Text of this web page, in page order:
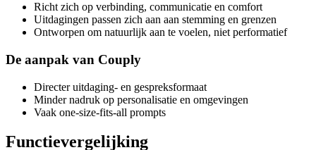
Richt zich op verbinding, communicatie en comfort
Uitdagingen passen zich aan aan stemming en grenzen
Ontworpen om natuurlijk aan te voelen, niet performatief
De aanpak van Couply
Directer uitdaging- en gespreksformaat
Minder nadruk op personalisatie en omgevingen
Vaak one-size-fits-all prompts
Functievergelijking